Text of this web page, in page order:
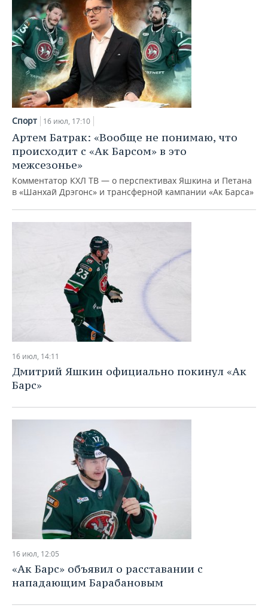
Спорт 16 июл, 17:10
Артем Батрак: «Вообще не понимаю, что
происходит с «Ак Барсом» в это
межсезонье»
Комментатор КХЛ ТВ — о перспективах Яшкина и Петана
в «Шанхай Дрэгонс» и трансферной кампании «Ак Барса»
16 июл, 14:11
Дмитрий Яшкин официально покинул «Ак
Барс»
16 июл, 12:05
«Ак Барс» объявил о расставании с
нападающим Барабановым